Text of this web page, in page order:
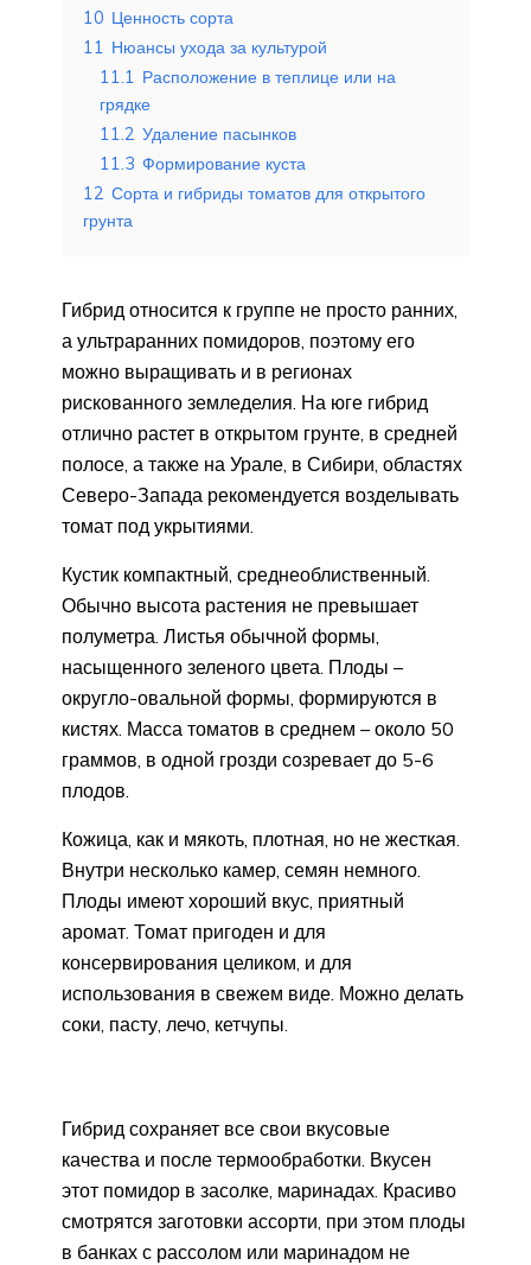
10 Ценность сорта
11 Нюансы ухода за культурой
11.1 Расположение в теплице или на
грядке
11.2 Удаление пасынков
11.3 Формирование куста
12 Сорта и гибриды томатов для открытого
грунта
Гибрид относится к группе не просто ранних,
а ультраранних помидоров, поэтому его
можно выращивать и в регионах
рискованного земледелия. На юге гибрид
отлично растет в открытом грунте, в средней
полосе, а также на Урале, в Сибири, областях
Северо-Запада рекомендуется возделывать
томат под укрытиями.
Кустик компактный, среднеоблиственный.
Обычно высота растения не превышает
полуметра. Листья обычной формы,
насыщенного зеленого цвета. Плоды –
округло-овальной формы, формируются в
кистях. Масса томатов в среднем – около 50
граммов, в одной грозди созревает до 5-6
плодов.
Кожица, как и мякоть, плотная, но не жесткая.
Внутри несколько камер, семян немного.
Плоды имеют хороший вкус, приятный
аромат. Томат пригоден и для
консервирования целиком, и для
использования в свежем виде. Можно делать
соки, пасту, лечо, кетчупы.
Гибрид сохраняет все свои вкусовые
качества и после термообработки. Вкусен
этот помидор в засолке, маринадах. Красиво
смотрятся заготовки ассорти, при этом плоды
в банках с рассолом или маринадом не